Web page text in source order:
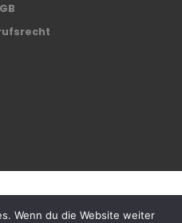
Wenn du die Website weiter